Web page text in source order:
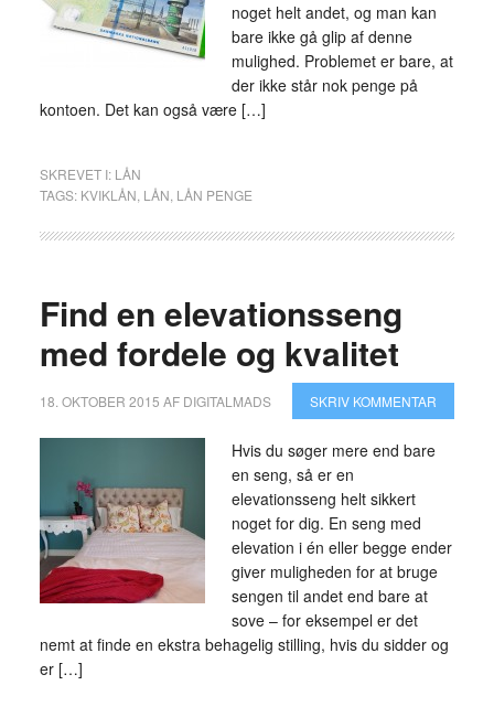
noget helt andet, og man kan
bare ikke gå glip af denne
mulighed. Problemet er bare, at
der ikke står nok penge på
kontoen. Det kan også være […]
SKREVET I: LÅN
TAGS: KVIKLÅN LÅN LÅN PENGE
Find en elevationsseng
med fordele og kvalitet
18. OKTOBER 2015 AF DIGITALMADS SKRIV KOMMENTAR
Hvis du søger mere end bare
en seng, så er en
elevationsseng helt sikkert
noget for dig. En seng med
elevation i én eller begge ender
giver muligheden for at bruge
sengen til andet end bare at
sove – for eksempel er det
nemt at finde en ekstra behagelig stilling, hvis du sidder og
er […]